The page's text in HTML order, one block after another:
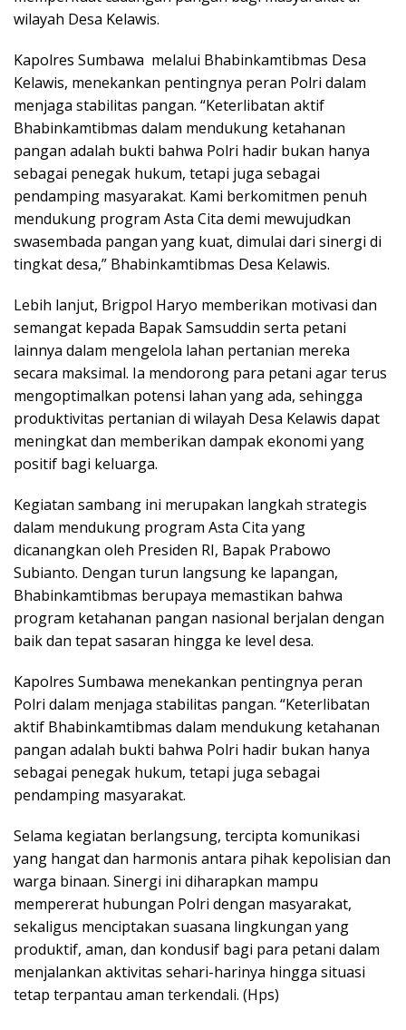
wilayah Desa Kelawis.
Kapolres Sumbawa melalui Bhabinkamtibmas Desa
Kelawis, menekankan pentingnya peran Polri dalam
menjaga stabilitas pangan. “Keterlibatan aktif
Bhabinkamtibmas dalam mendukung ketahanan
pangan adalah bukti bahwa Polri hadir bukan hanya
sebagai penegak hukum, tetapi juga sebagai
pendamping masyarakat. Kami berkomitmen penuh
mendukung program Asta Cita demi mewujudkan
swasembada pangan yang kuat, dimulai dari sinergi di
tingkat desa,” Bhabinkamtibmas Desa Kelawis.
Lebih lanjut, Brigpol Haryo memberikan motivasi dan
semangat kepada Bapak Samsuddin serta petani
lainnya dalam mengelola lahan pertanian mereka
secara maksimal. Ia mendorong para petani agar terus
mengoptimalkan potensi lahan yang ada, sehingga
produktivitas pertanian di wilayah Desa Kelawis dapat
meningkat dan memberikan dampak ekonomi yang
positif bagi keluarga.
Kegiatan sambang ini merupakan langkah strategis
dalam mendukung program Asta Cita yang
dicanangkan oleh Presiden RI, Bapak Prabowo
Subianto. Dengan turun langsung ke lapangan,
Bhabinkamtibmas berupaya memastikan bahwa
program ketahanan pangan nasional berjalan dengan
baik dan tepat sasaran hingga ke level desa.
Kapolres Sumbawa menekankan pentingnya peran
Polri dalam menjaga stabilitas pangan. “Keterlibatan
aktif Bhabinkamtibmas dalam mendukung ketahanan
pangan adalah bukti bahwa Polri hadir bukan hanya
sebagai penegak hukum, tetapi juga sebagai
pendamping masyarakat.
Selama kegiatan berlangsung, tercipta komunikasi
yang hangat dan harmonis antara pihak kepolisian dan
warga binaan. Sinergi ini diharapkan mampu
mempererat hubungan Polri dengan masyarakat,
sekaligus menciptakan suasana lingkungan yang
produktif, aman, dan kondusif bagi para petani dalam
menjalankan aktivitas sehari-harinya hingga situasi
tetap terpantau aman terkendali. (Hps)